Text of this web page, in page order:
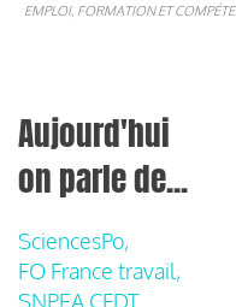
EMPLOI, FORMATION ET
Aujourd'hui
on parle de...
SciencesPo,
FO France travail,
SNPEA CFDT